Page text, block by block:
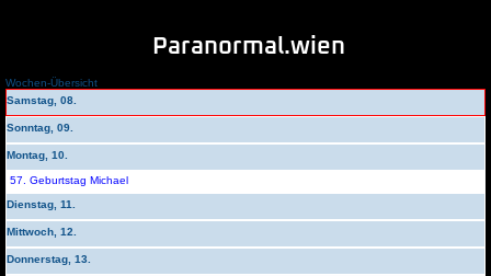
Paranormal.wien
Wochen-Übersicht
Samstag, 08.
Sonntag, 09.
Montag, 10.
57. Geburtstag Michael
Dienstag, 11.
Mittwoch, 12.
Donnerstag, 13.